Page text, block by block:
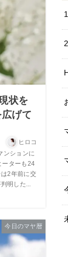
状を
げて
ヒロコ
ンションに
ーターも24
2年前に交
明した...
今日のマヤ暦